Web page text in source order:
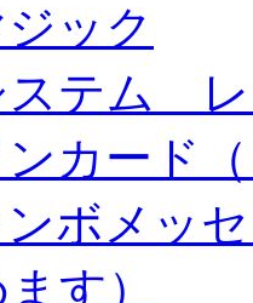
ック
ステム
カード
ボメッ
す）